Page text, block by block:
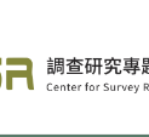
究—方